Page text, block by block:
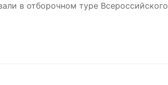
в отборочном туре Всероссийского